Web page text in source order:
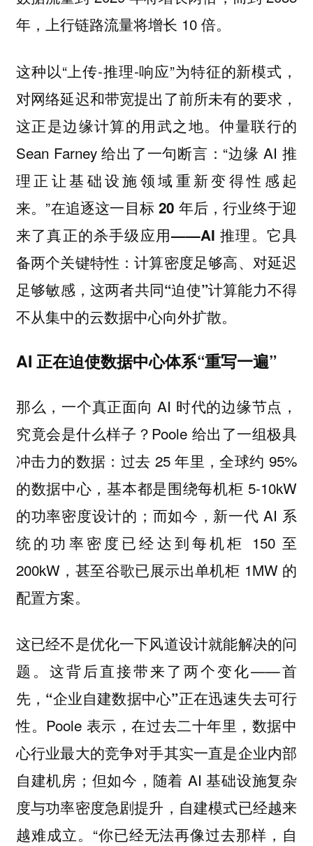
年，上行链路流量将增长 10 倍。
这种以“上传-推理-响应”为特征的新模式，
对网络延迟和带宽提出了前所未有的要求，
这正是边缘计算的用武之地。仲量联行的
Sean Farney 给出了一句断言：“边缘 AI 推
理正让基础设施领域重新变得性感起
来。”在追逐这一目标 20 年后，行业终于迎
来了真正的杀手级应用——AI 推理。它具
备两个关键特性：计算密度足够高、对延迟
足够敏感，这两者共同“迫使”计算能力不得
不从集中的云数据中心向外扩散。
AI 正在迫使数据中心体系“重写一遍”
那么，一个真正面向 AI 时代的边缘节点，
究竟会是什么样子？Poole 给出了一组极具
冲击力的数据：过去 25 年里，全球约 95%
的数据中心，基本都是围绕每机柜 5-10kW
的功率密度设计的；而如今，新一代 AI 系
统的功率密度已经达到每机柜 150 至
200kW，甚至谷歌已展示出单机柜 1MW 的
配置方案。
这已经不是优化一下风道设计就能解决的问
题。这背后直接带来了两个变化——首
先，“企业自建数据中心”正在迅速失去可行
性。 Poole 表示，在过去二十年里，数据中
心行业最大的竞争对手其实一直是企业内部
自建机房；但如今，随着 AI 基础设施复杂
度与功率密度急剧提升，自建模式已经越来
越难成立。“你已经无法再像过去那样，自